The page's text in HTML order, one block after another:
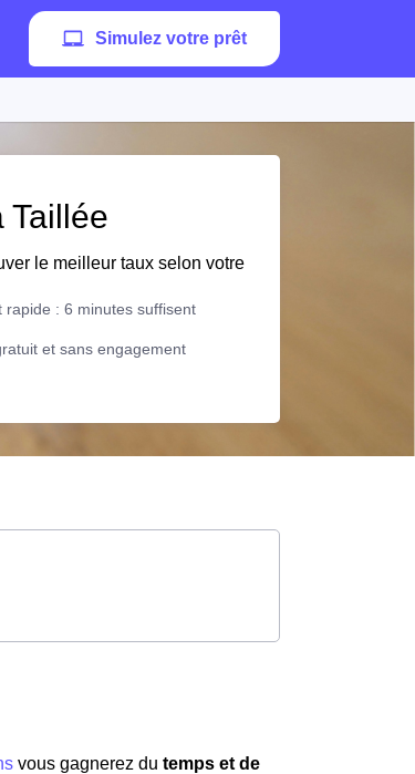
Simulez votre prêt
Taillée
le meilleur taux selon votre
rapide : 6 minutes suffisent
et sans engagement
vous gagnerez du temps et de